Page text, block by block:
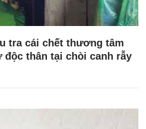
tra cái chết thương tâm
độc thân tại chòi canh rẫy